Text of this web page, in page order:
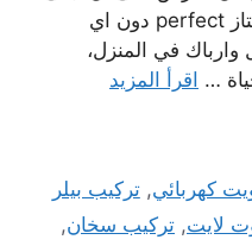
كهرباء المنزل تعمل بشكل ممتاز perfect دون اي
في المنزل،
… اقرأ المزيد
كهربائي,تركيب بيلر
لايت, تركيب سخان,